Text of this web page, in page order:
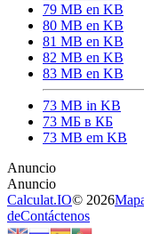
79 MB en KB
80 MB en KB
81 MB en KB
82 MB en KB
83 MB en KB
73 MB in KB
73 МБ в КБ
73 MB em KB
Calculat.IO© 2026
deContáctenos